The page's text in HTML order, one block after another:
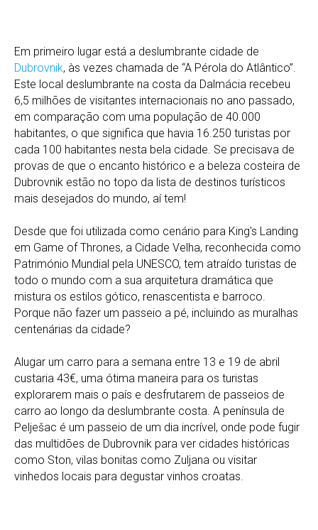
Em primeiro lugar está a deslumbrante cidade de
Dubrovnik, às vezes chamada de “A Pérola do Atlântico”.
Este local deslumbrante na costa da Dalmácia recebeu
6,5 milhões de visitantes internacionais no ano passado,
em comparação com uma população de 40.000
habitantes, o que significa que havia 16.250 turistas por
cada 100 habitantes nesta bela cidade. Se precisava de
provas de que o encanto histórico e a beleza costeira de
Dubrovnik estão no topo da lista de destinos turísticos
mais desejados do mundo, aí tem!
Desde que foi utilizada como cenário para King's Landing
em Game of Thrones, a Cidade Velha, reconhecida como
Património Mundial pela UNESCO, tem atraído turistas de
todo o mundo com a sua arquitetura dramática que
mistura os estilos gótico, renascentista e barroco.
Porque não fazer um passeio a pé, incluindo as muralhas
centenárias da cidade?
Alugar um carro para a semana entre 13 e 19 de abril
custaria 43€, uma ótima maneira para os turistas
explorarem mais o país e desfrutarem de passeios de
carro ao longo da deslumbrante costa. A península de
Pelješac é um passeio de um dia incrível, onde pode fugir
das multidões de Dubrovnik para ver cidades históricas
como Ston, vilas bonitas como Zuljana ou visitar
vinhedos locais para degustar vinhos croatas.